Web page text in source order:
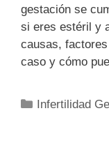
gestación se
si eres estéril y
causas,
caso y cómo
Infertilidad